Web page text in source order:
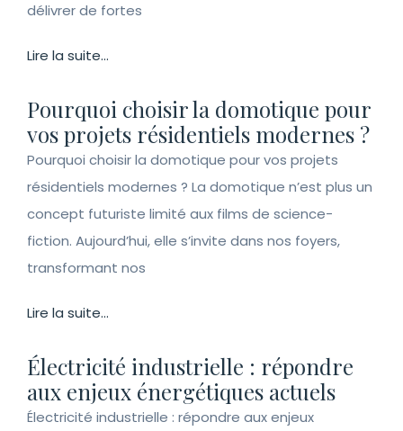
délivrer de fortes
Lire la suite...
Pourquoi choisir la domotique pour
vos projets résidentiels modernes ?
Pourquoi choisir la domotique pour vos projets
résidentiels modernes ? La domotique n’est plus un
concept futuriste limité aux films de science-
fiction. Aujourd’hui, elle s’invite dans nos foyers,
transformant nos
Lire la suite...
Électricité industrielle : répondre
aux enjeux énergétiques actuels
Électricité industrielle : répondre aux enjeux